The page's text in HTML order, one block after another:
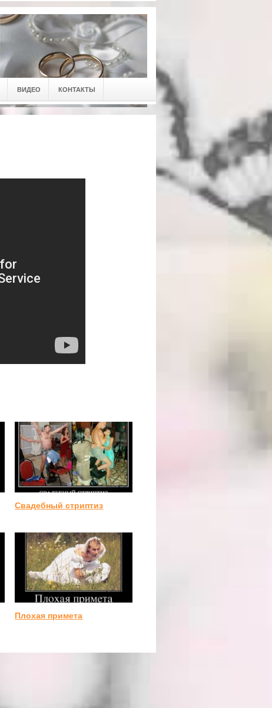
ВИДЕО КОНТАКТЫ
Свадебный стриптиз
Плохая примета